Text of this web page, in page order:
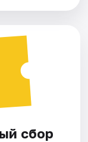
сбор